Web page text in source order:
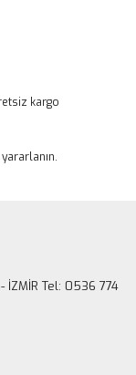
kargo
İZMİR Tel: 0536 774